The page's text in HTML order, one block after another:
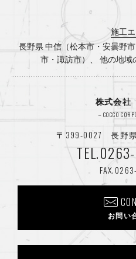
2025年7月(3)
2025年5月 (1)
2025年4月
(1)
2024年8月(2)
施工
長野県 中信（松本市・安曇野
市・諏訪市）、 他の地
株式会社
－COCCO
〒399-0027 長野
お問い